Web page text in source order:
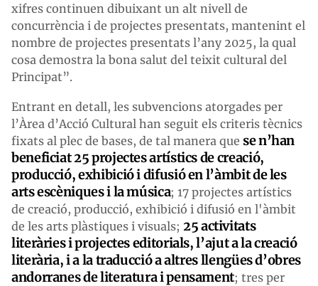
xifres continuen dibuixant un alt nivell de
concurrència i de projectes presentats, mantenint el
nombre de projectes presentats l’any 2025, la qual
cosa demostra la bona salut del teixit cultural del
Principat”.
Entrant en detall, les subvencions atorgades per
l’Àrea d’Acció Cultural han seguit els criteris tècnics
fixats al plec de bases, de tal manera que se n’han
beneficiat 25 projectes artístics de creació,
producció, exhibició i difusió en l’àmbit de les
arts escèniques i la música; 17 projectes artístics
de creació, producció, exhibició i difusió en l'àmbit
de les arts plàstiques i visuals; 25 activitats
literàries i projectes editorials, l’ajut a la creació
literària, i a la traducció a altres llengües d’obres
andorranes de literatura i pensament; tres per